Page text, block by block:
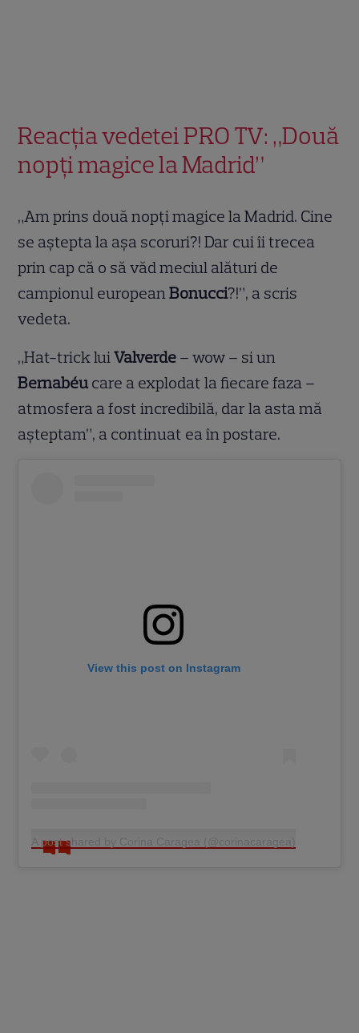
Reacția vedetei PRO TV: „Două
nopți magice la Madrid”
„Am prins două nopți magice la Madrid. Cine
se aștepta la așa scoruri?! Dar cui îi trecea
prin cap că o să văd meciul alături de
campionul europeanBonucci?!”, a scris
vedeta.
„Hat-trick luiValverde – wow – si un
Bernabéu care a explodat la fiecare faza –
atmosfera a fost incredibilă, dar la asta mă
așteptam”, a continuat ea în postare.
View this post on Instagram
A post shared by Corina Caragea (@corinacaragea)